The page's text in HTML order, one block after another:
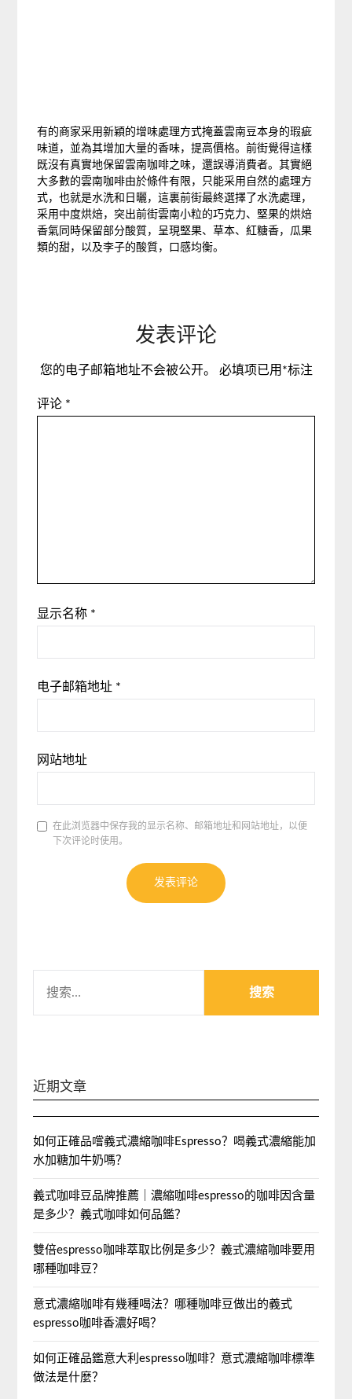
有的商家采用新穎的增味處理方式掩蓋雲南豆本身的瑕疵
味道，並為其增加大量的香味，提高價格。前街覺得這樣
既沒有真實地保留雲南咖啡之味，還誤導消費者。其實絕
大多數的雲南咖啡由於條件有限，只能采用自然的處理方
式，也就是水洗和日曬，這裏前街最終選擇了水洗處理，
采用中度烘焙，突出前街雲南小粒的巧克力、堅果的烘焙
香氣同時保留部分酸質，呈現堅果、草本、紅糖香，瓜果
類的甜，以及李子的酸質，口感均衡。
发表评论
您的电子邮箱地址不会被公开。 必填项已用 *标注
评论 *
显示名称 *
电子邮箱地址 *
网站地址
在此浏览器中保存我的显示名称、邮箱地址和网站地址，以便
下次评论时使用。
索：
近期文章
如何正確品嚐義式濃縮咖啡Espresso？喝義式濃縮能加
水加糖加牛奶嗎？
義式咖啡豆品牌推薦｜濃縮咖啡espresso的咖啡因含量
是多少？義式咖啡如何品鑑？
雙倍espresso咖啡萃取比例是多少？義式濃縮咖啡要用
哪種咖啡豆？
意式濃縮咖啡有幾種喝法？哪種咖啡豆做出的義式
espresso咖啡香濃好喝？
如何正確品鑑意大利espresso咖啡？意式濃縮咖啡標準
做法是什麼？